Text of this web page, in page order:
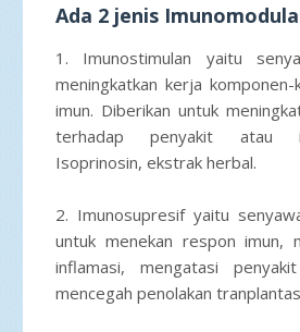
Ada 2 jenis
1. Imunostimulan yaitu
meningkatkan kerja
imun. Diberikan untuk
terhadap penyakit atau
Isoprinosin, ekstrak herbal.
2. Imunosupresif yaitu
untuk menekan respon imun,
inflamasi, mengatasi
mencegah penolakan